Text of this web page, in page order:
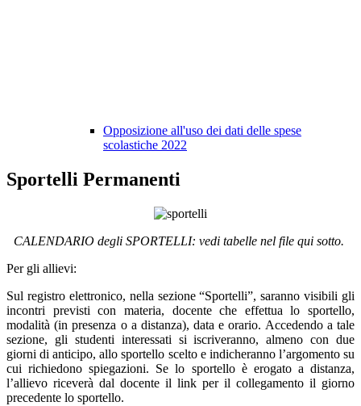
Opposizione all'uso dei dati delle spese
scolastiche 2022
Sportelli Permanenti
CALENDARIO degli SPORTELLI: vedi tabelle nel file qui sotto.
Per gli allievi:
Sul registro elettronico, nella sezione “Sportelli”, saranno visibili gli
incontri previsti con materia, docente che effettua lo sportello,
modalità (in presenza o a distanza), data e orario. Accedendo a tale
sezione, gli studenti interessati si iscriveranno, almeno con due
giorni di anticipo, allo sportello scelto e indicheranno l’argomento su
cui richiedono spiegazioni. Se lo sportello è erogato a distanza,
l’allievo riceverà dal docente il link per il collegamento il giorno
precedente lo sportello.